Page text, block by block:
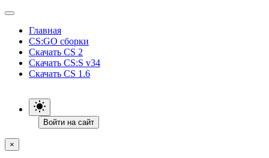
Главная
CS:GO сборки
Скачать CS 2
Скачать CS:S v34
Скачать CS 1.6
Войти на сайт
×